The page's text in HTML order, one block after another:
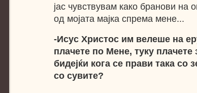
јас чувствувам како бранови на
од мојата мајка спрема мене...
-Исус Христос им велеше на
плачете по Мене, туку плачете
бидејќи кога се прави така со
со сувите?